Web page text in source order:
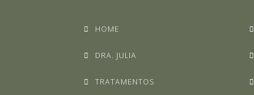
HOME
DRA. JULIA
TRATAMENTOS